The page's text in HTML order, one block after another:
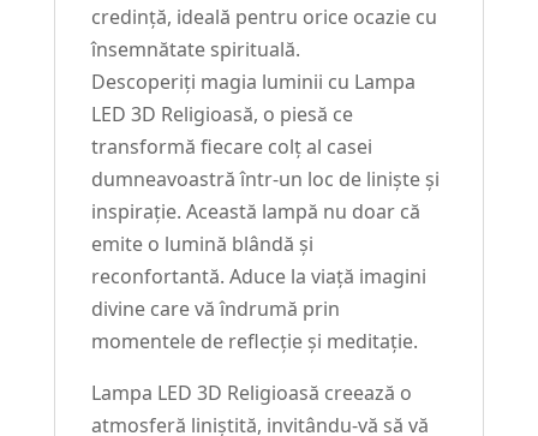
credință, ideală pentru orice ocazie cu
însemnătate spirituală.
Descoperiți magia luminii cu Lampa
LED 3D Religioasă, o piesă ce
transformă fiecare colț al casei
dumneavoastră într-un loc de liniște și
inspirație. Această lampă nu doar că
emite o lumină blândă și
reconfortantă. Aduce la viață imagini
divine care vă îndrumă prin
momentele de reflecție și meditație.
Lampa LED 3D Religioasă creează o
atmosferă liniștită, invitându-vă să vă